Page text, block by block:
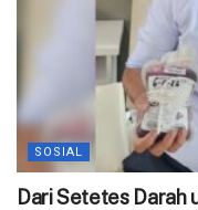
SOSIAL
Dari Setetes Darah